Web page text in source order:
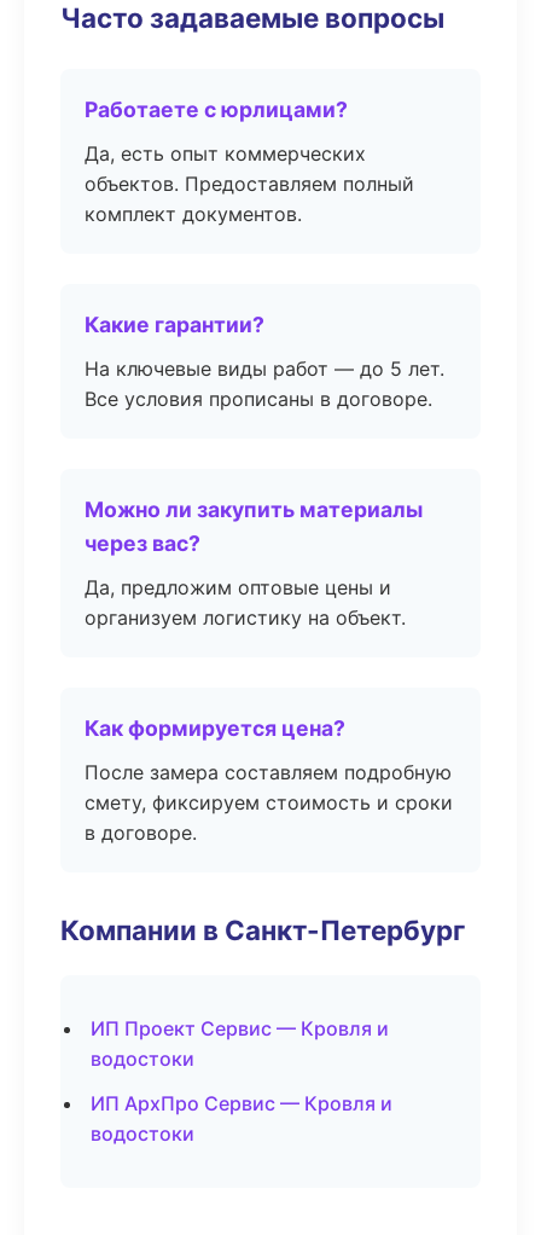
Часто задаваемые вопросы
Работаете с юрлицами?
Да, есть опыт коммерческих
объектов. Предоставляем полный
комплект документов.
Какие гарантии?
На ключевые виды работ — до 5 лет.
Все условия прописаны в договоре.
Можно ли закупить материалы
через вас?
Да, предложим оптовые цены и
организуем логистику на объект.
Как формируется цена?
После замера составляем подробную
смету, фиксируем стоимость и сроки
в договоре.
Компании в Санкт-Петербург
ИП Проект Сервис — Кровля и
водостоки
ИП АрхПро Сервис — Кровля и
водостоки